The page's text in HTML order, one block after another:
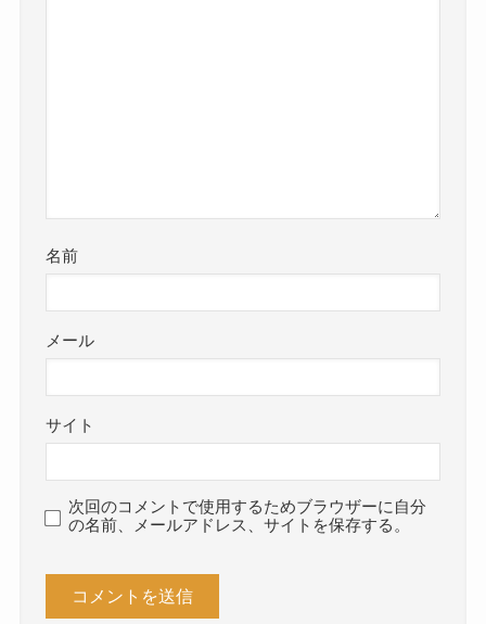
名前
メール
サイト
次回のコメントで使用するためブラウザーに自分
の名前、メールアドレス、サイトを保存する。